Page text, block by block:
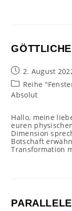
Beitrag
veröffentlicht:
2. August
Beitrags-
Kategorie:
Reihe
Absolut
Hallo, meine
euren
Dimension
Botschaft
Transformation